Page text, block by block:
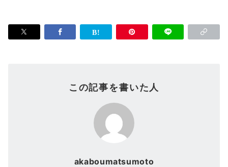
この記事を書いた人
akaboumatsumoto